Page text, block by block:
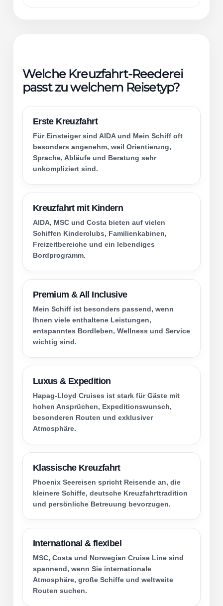
Welche Kreuzfahrt-Reederei
passt zu welchem Reisetyp?
Erste Kreuzfahrt
Für Einsteiger sind AIDA und Mein Schiff oft
besonders angenehm, weil Orientierung,
Sprache, Abläufe und Beratung sehr
unkompliziert sind.
Kreuzfahrt mit Kindern
AIDA, MSC und Costa bieten auf vielen
Schiffen Kinderclubs, Familienkabinen,
Freizeitbereiche und ein lebendiges
Bordprogramm.
Premium & All Inclusive
Mein Schiff ist besonders passend, wenn
Ihnen viele enthaltene Leistungen,
entspanntes Bordleben, Wellness und Service
wichtig sind.
Luxus & Expedition
Hapag-Lloyd Cruises ist stark für Gäste mit
hohen Ansprüchen, Expeditionswunsch,
besonderen Routen und exklusiver
Atmosphäre.
Klassische Kreuzfahrt
Phoenix Seereisen spricht Reisende an, die
kleinere Schiffe, deutsche Kreuzfahrttradition
und persönliche Betreuung bevorzugen.
International & flexibel
MSC, Costa und Norwegian Cruise Line sind
spannend, wenn Sie internationale
Atmosphäre, große Schiffe und weltweite
Routen suchen.